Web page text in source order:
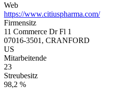
Web
https://www.citiuspharma.com/
Firmensitz
11 Commerce Dr Fl 1
07016-3501, CRANFORD
US
Mitarbeitende
23
Streubesitz
98,2 %